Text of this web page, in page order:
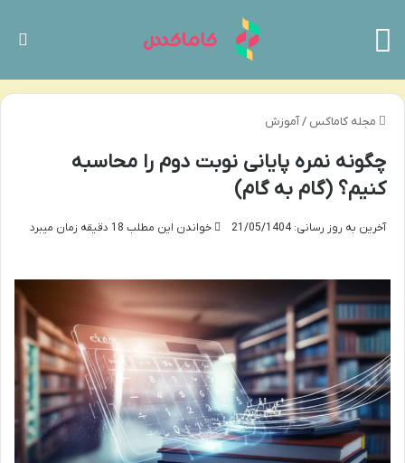
مجله کاماکس /آموزش
چگونه نمره پایانی نوبت دوم را محاسبه
کنیم؟ (گام به گام)
آخرین به روز رسانی: 21/05/1404 خواندن این مطلب 18 دقیقه زمان میبرد